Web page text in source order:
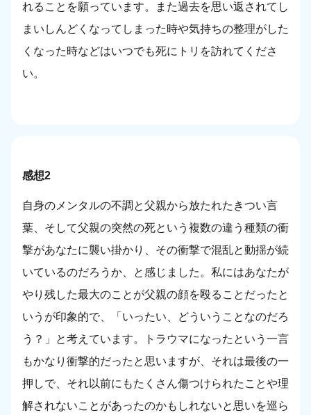
れることを願っています。また過去を思い返されてし
まいしんどくなってしまった時や気持ちの整理がした
くなった時などはいつでも死にトリを訪れてくださ
い。
感想2
自身のメンタルの不調と父親から放たれたきつい言
葉、そして父親の突然の死という複数の違う種類の衝
撃があなたに襲い掛かり、その衝撃で混乱と動揺が続
いているのだろうか、と感じました。私にはあなたが
やり残した最大のことが父親の顔を殴ることだったと
いうが印象的で、「いったい、どういうことなのだろ
う？」と考えています。トラウマになったという一言
もかなり衝撃的だったと思いますが、それは最後の一
押しで、それ以前にもたくさん傷つけられたことや理
解されないことがあったのかもしれないと思いを巡ら